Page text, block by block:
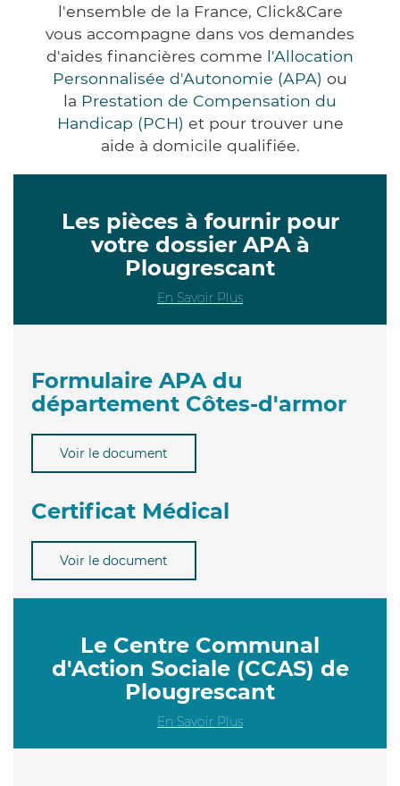
l'ensemble de la France, Click&Care
vous accompagne dans vos demandes
d'aides financières comme l'Allocation
Personnalisée d'Autonomie (APA) ou
la Prestation de Compensation du
Handicap (PCH) et pour trouver une
aide à domicile qualifiée.
Les pièces à fournir pour
votre dossier APA à
Plougrescant
En Savoir Plus
Formulaire APA du
département Côtes-d'armor
Voir le document
Certificat Médical
Voir le document
Le Centre Communal
d'Action Sociale (CCAS) de
Plougrescant
En Savoir Plus